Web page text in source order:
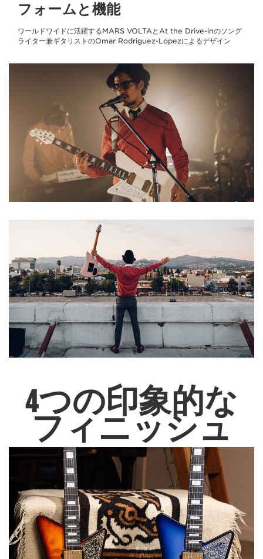
フォームと機能
ワールドワイドに活躍するMARS VOLTAとAt the Drive-inのソング
ライター兼ギタリストのOmar Rodriguez-Lopezによるデザイン
4つの印象的な
フィニッシュ